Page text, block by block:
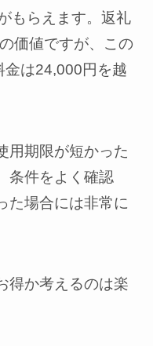
もらえます。返礼
価値ですが、この
金は24,000円を越
用期限が短かった
条件をよく確認
た場合には非常に
得か考えるのは楽